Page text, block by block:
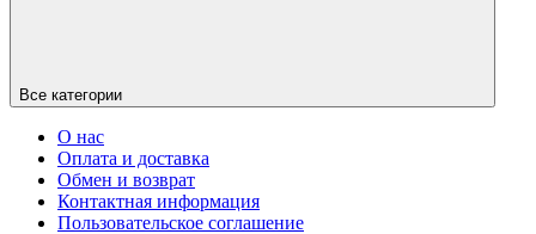
Все категории
О нас
Оплата и доставка
Обмен и возврат
Контактная информация
Пользовательское соглашение